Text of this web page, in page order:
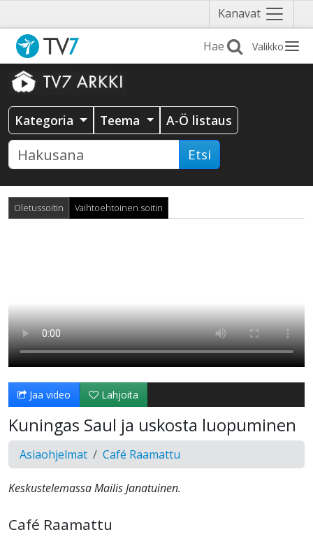
Kanavat Näytä
valikko
Valikko
Kategoria Teema A-Ö listaus
Etsi
Oletussoitin Vaihtoehtoinen soitin
Jaa video Lahjoita
Kuningas Saul ja uskosta luopuminen
Asiaohjelmat Café Raamattu
Keskustelemassa Mailis Janatuinen.
Café Raamattu